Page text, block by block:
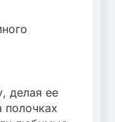
делая ее
полочках